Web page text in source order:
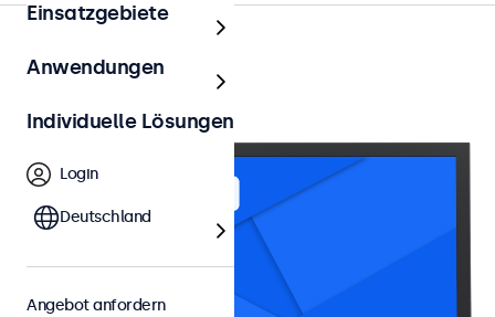
Einsatzgebiete
Anwendungen
Individuelle Lösungen
Login
Deutschland
Angebot anfordern